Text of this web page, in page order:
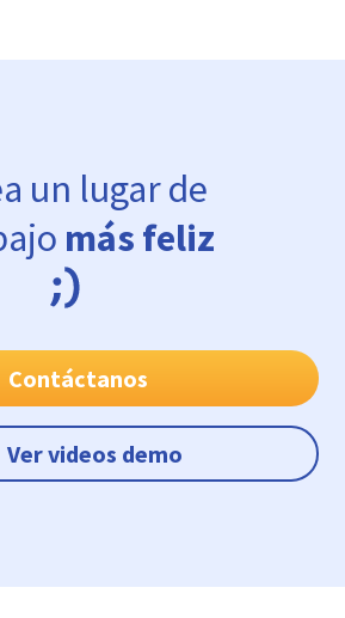
un lugar de
más feliz
Contáctanos
Ver videos demo